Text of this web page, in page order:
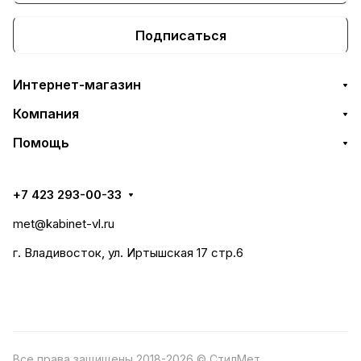
Подписаться
Интернет-магазин
Компания
Помощь
+7 423 293-00-33
met@kabinet-vl.ru
г. Владивосток, ул. Иртышская 17 стр.6